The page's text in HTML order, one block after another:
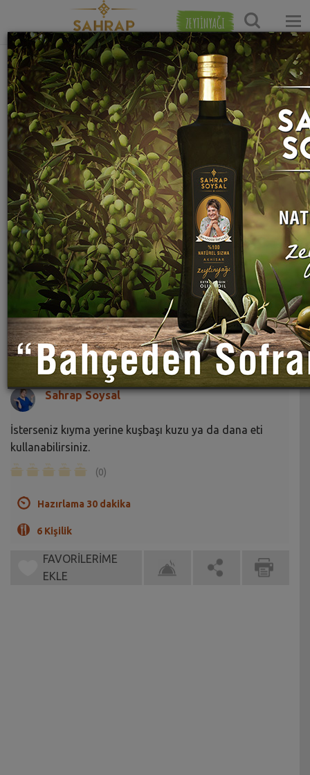
ZEYTİNYAĞI
Ana Sayfa Hamur İşi Tarifleri
Kıymalı Samusa Tarifi
Sahrap Soysal
İsterseniz kıyma yerine kuşbaşı kuzu ya da dana eti
kullanabilirsiniz.
(0)
Hazırlama 30 dakika
6 Kişilik
FAVORİLERİME
EKLE